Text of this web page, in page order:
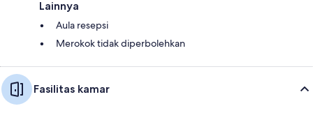
Lainnya
Aula resepsi
Merokok tidak diperbolehkan
Fasilitas kamar